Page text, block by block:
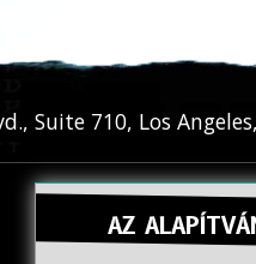
Suite 710, Los Angeles,
AZ